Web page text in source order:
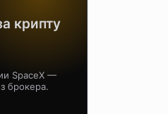
крипту
SpaceX —
брокера.